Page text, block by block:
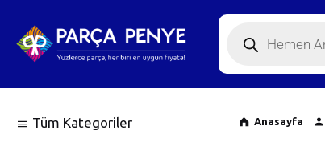
Tüm Kategoriler Anasayfa